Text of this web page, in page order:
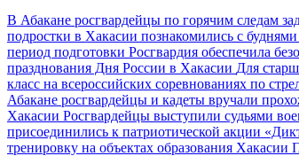
В Абакане росгвардейцы по горячим следам
подростки в Хакасии познакомились с
период подготовки Росгвардия обеспечила
празднования Дня России в Хакасии Для
класс на всероссийских соревнованиях по
Абакане росгвардейцы и кадеты вручали
Хакасии Росгвардейцы выступили судьями
присоединились к патриотической акции
тренировку на объектах образования Хакасии